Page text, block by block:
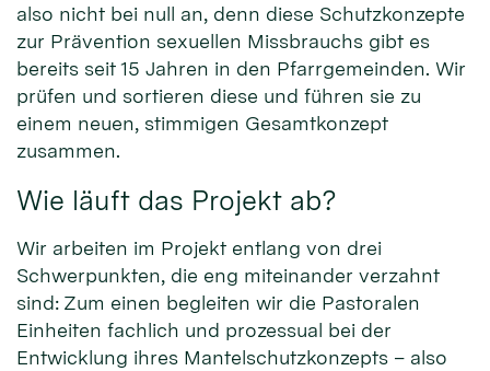
also nicht bei null an, denn diese Schutzkonzepte
zur Prävention sexuellen Missbrauchs gibt es
bereits seit 15 Jahren in den Pfarrgemeinden. Wir
prüfen und sortieren diese und führen sie zu
einem neuen, stimmigen Gesamtkonzept
zusammen.
Wie läuft das Projekt ab?
Wir arbeiten im Projekt entlang von drei
Schwerpunkten, die eng miteinander verzahnt
sind: Zum einen begleiten wir die Pastoralen
Einheiten fachlich und prozessual bei der
Entwicklung ihres Mantelschutzkonzepts – also